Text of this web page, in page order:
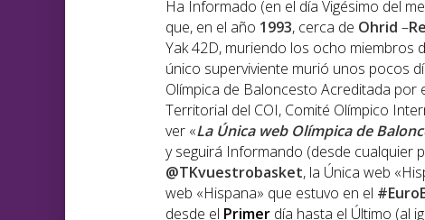
Ha Informado (en el día Vigésimo del
que, en el año 1993, cerca de Ohrid –
Yak 42D, muriendo los ocho miembros
único superviviente murió unos pocos
Olímpica de Baloncesto Acreditada por
Territorial del COI, Comité Olímpico
ver «La Única web Olímpica de
y seguirá Informando (desde cualquier
@TKvuestrobasket, la Única web
web «Hispana» que estuvo en el
desde el Primer día hasta el Último (al